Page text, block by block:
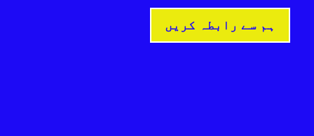
ہم سے رابطہ کریں